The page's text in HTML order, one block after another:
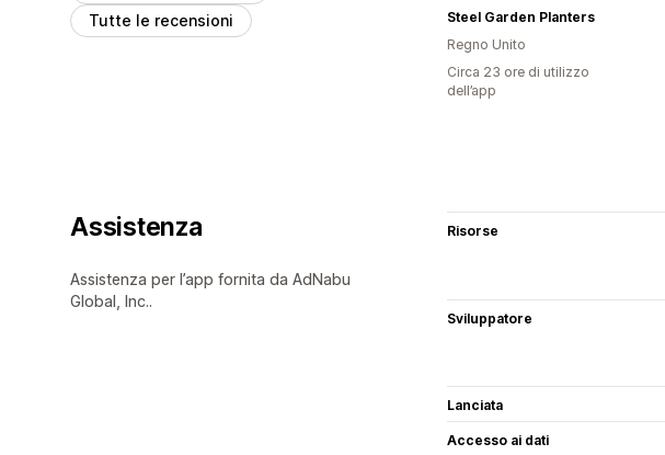
Tutte le recensioni
Steel Garden Planters
Regno Unito
Circa 23 ore di utilizzo
dell’app
Assistenza
Assistenza per l’app fornita da AdNabu
Global, Inc..
Risorse
Sviluppatore
Lanciata
Accesso ai dati